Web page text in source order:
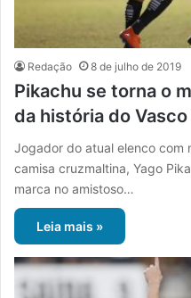
Redação 8 de julho de 2019
Pikachu se torna o
da história do Vasco
Jogador do atual elenco com
camisa cruzmaltina, Yago
marca no amistoso…
Leia mais »